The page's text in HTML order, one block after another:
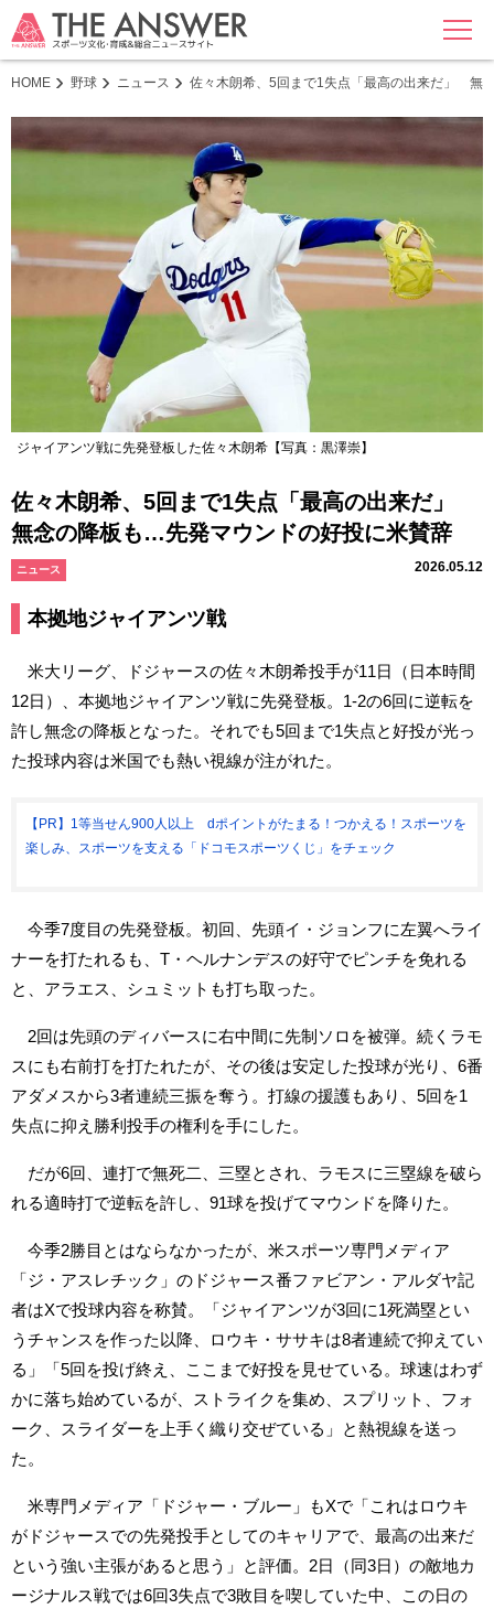
MENU
HOME 野球 ニュース 佐々木朗希、5回まで1失点「最高の出来だ」 無
ジャイアンツ戦に先発登板した佐々木朗希【写真：黒澤崇】
佐々木朗希、5回まで1失点「最高の出来だ」
無念の降板も…先発マウンドの好投に米賛辞
ニュース 2026.05.12
本拠地ジャイアンツ戦
米大リーグ、ドジャースの佐々木朗希投手が11日（日本時間
12日）、本拠地ジャイアンツ戦に先発登板。1-2の6回に逆転を
許し無念の降板となった。それでも5回まで1失点と好投が光っ
た投球内容は米国でも熱い視線が注がれた。
【PR】1等当せん900人以上 dポイントがたまる！つかえる！スポーツを
楽しみ、スポーツを支える「ドコモスポーツくじ」をチェック
今季7度目の先発登板。初回、先頭イ・ジョンフに左翼へライ
ナーを打たれるも、T・ヘルナンデスの好守でピンチを免れる
と、アラエス、シュミットも打ち取った。
2回は先頭のディバースに右中間に先制ソロを被弾。続くラモ
スにも右前打を打たれたが、その後は安定した投球が光り、6番
アダメスから3者連続三振を奪う。打線の援護もあり、5回を1
失点に抑え勝利投手の権利を手にした。
だが6回、連打で無死二、三塁とされ、ラモスに三塁線を破ら
れる適時打で逆転を許し、91球を投げてマウンドを降りた。
今季2勝目とはならなかったが、米スポーツ専門メディア
「ジ・アスレチック」のドジャース番ファビアン・アルダヤ記
者はXで投球内容を称賛。「ジャイアンツが3回に1死満塁とい
うチャンスを作った以降、ロウキ・ササキは8者連続で抑えてい
る」「5回を投げ終え、ここまで好投を見せている。球速はわず
かに落ち始めているが、ストライクを集め、スプリット、フォ
ーク、スライダーを上手く織り交ぜている」と熱視線を送っ
た。
米専門メディア「ドジャー・ブルー」もXで「これはロウキ
がドジャースでの先発投手としてのキャリアで、最高の出来だ
という強い主張があると思う」と評価。2日（同3日）の敵地カ
ージナルス戦では6回3失点で3敗目を喫していた中、この日の